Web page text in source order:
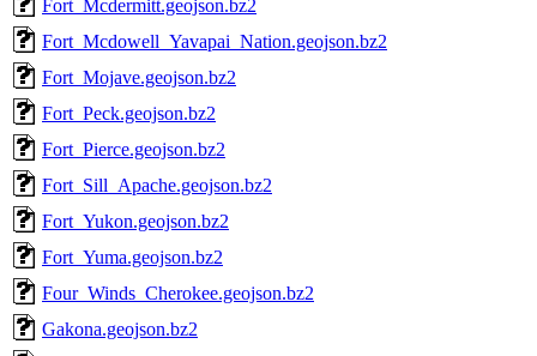
Fort_Mcdermitt.geojson.bz2
Fort_Mcdowell_Yavapai_Nation.geojson.bz2
Fort_Mojave.geojson.bz2
Fort_Peck.geojson.bz2
Fort_Pierce.geojson.bz2
Fort_Sill_Apache.geojson.bz2
Fort_Yukon.geojson.bz2
Fort_Yuma.geojson.bz2
Four_Winds_Cherokee.geojson.bz2
Gakona.geojson.bz2